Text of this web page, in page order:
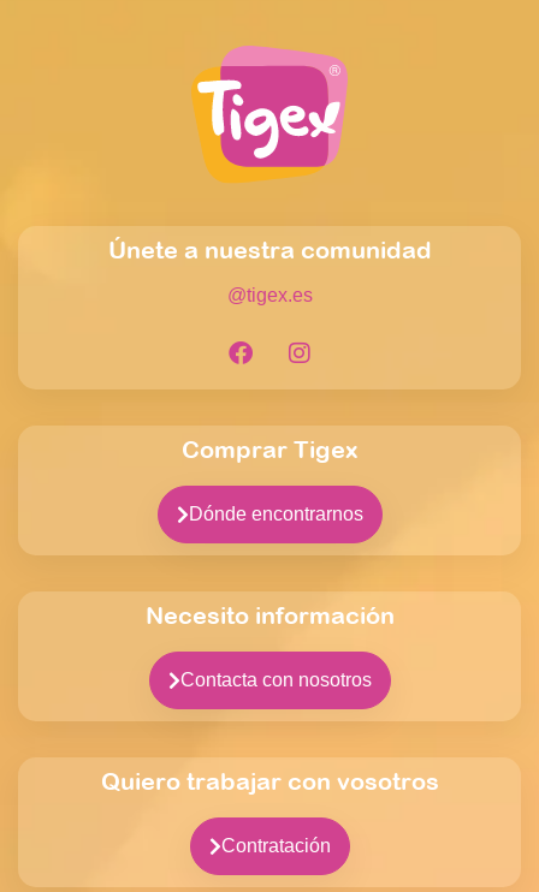
Únete a nuestra comunidad
@tigex.es
Comprar Tigex
Dónde encontrarnos
Necesito información
Contacta con nosotros
Quiero trabajar con vosotros
Contratación